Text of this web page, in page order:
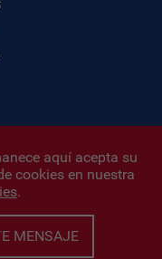
· CUIT: 30710438486 |
personales
y con
Políticas de
servicioaplicados.
aquí acepta su
cookies en nuestra
.
MENSAJE